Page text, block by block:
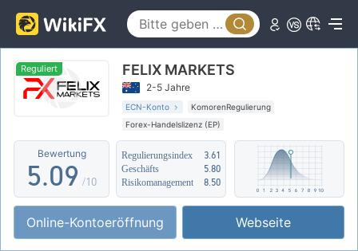
Reguliert FELIX MARKETS
2-5 Jahre
ECN-Konto
KomorenRegulierung
Forex-Handelslizenz (EP)
Geschäftsregion verdächtig
Mittleres potenzielles Risiko
Offshore-Regulierung
Bewertung
0
1
2
4
5
6
7
.0
1
2
4
5
6
8
9 /10
Regulierungsindex
3.61
Geschäfts
5.80
Risikomanagement
8.50
Online-Kontoeröffnung Webseite